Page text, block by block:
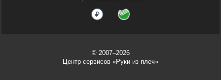
© 2007–2026
Центр сервисов «Руки из плеч»